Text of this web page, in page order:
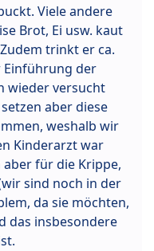
Viele andere
Brot, Ei usw. kaut
trinkt er ca.
Einführung der
wieder versucht
aber diese
weshalb wir
Kinderarzt war
für die Krippe,
sind noch in der
da sie möchten,
das insbesondere